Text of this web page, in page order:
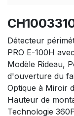
Détecteur
PRO E-100H
Modèle Rideau,
d'ouverture du
Optique à Miroir
Hauteur de
Technologie